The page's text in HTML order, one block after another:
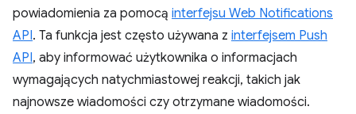
powiadomienia za pomocą interfejsu Web Notifications
API. Ta funkcja jest często używana z interfejsem Push
API, aby informować użytkownika o informacjach
wymagających natychmiastowej reakcji, takich jak
najnowsze wiadomości czy otrzymane wiadomości.